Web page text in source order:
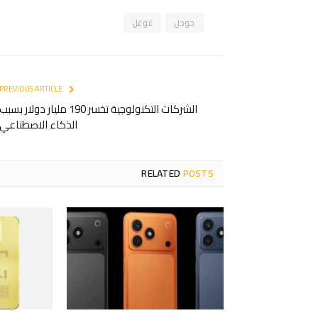
جوجل غوغل
الشركات التكنولوجية تخسر 190 مليار دولار بسبب
الذكاء الاصطناعي
RELATEDPOSTS